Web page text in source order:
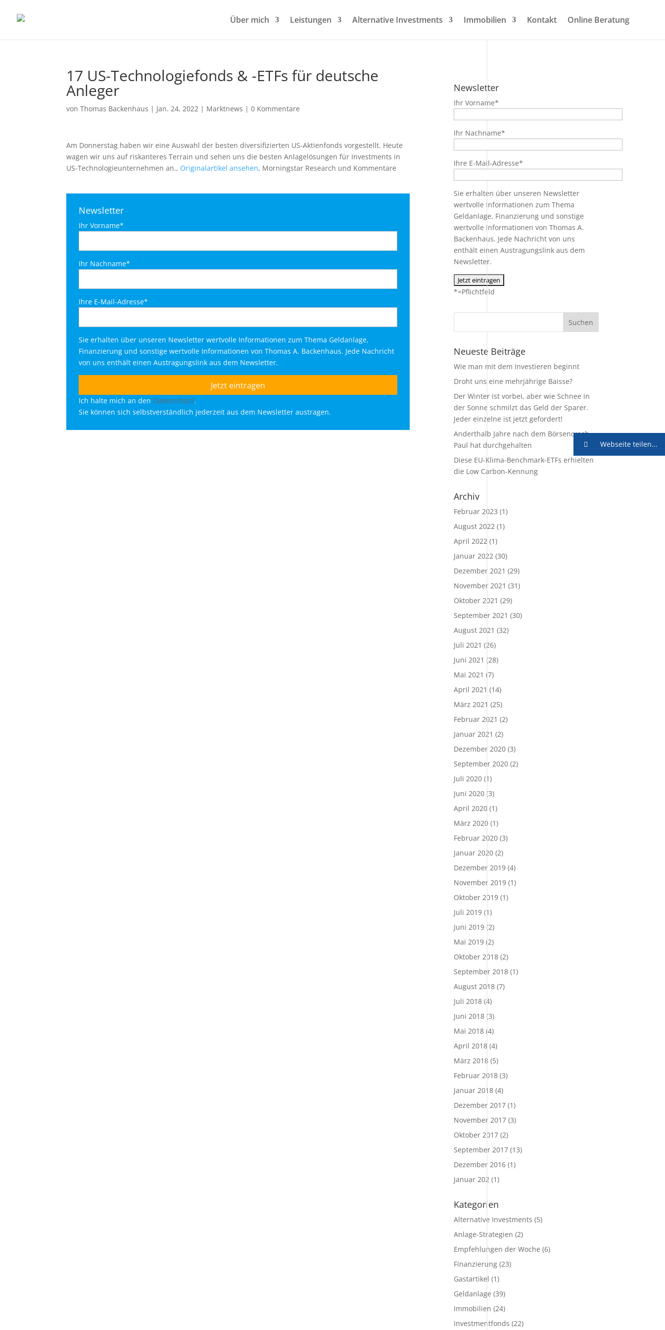
Über mich Leistungen Alternative Investments Immobilien Kontakt Online Beratung
17 US-Technologiefonds & -ETFs für deutsche
Anleger
vonThomas Backenhaus | Jan. 24, 2022 | Marktnews |0 Kommentare
Am Donnerstag haben wir eine Auswahl der besten diversifizierten US-Aktienfonds vorgestellt. Heute
wagen wir uns auf riskanteres Terrain und sehen uns die besten Anlagelösungen für Investments in
US-Technologieunternehmen an., Originalartikel ansehen, Morningstar Research und Kommentare
Newsletter
Ihr Vorname*
Ihr Nachname*
Ihre E-Mail-Adresse*
Sie erhalten über unseren Newsletter wertvolle Informationen zum Thema Geldanlage,
Finanzierung und sonstige wertvolle Informationen von Thomas A. Backenhaus. Jede Nachricht
von uns enthält einen Austragungslink aus dem Newsletter.
Ich halte mich an den Datenschutz.
Sie können sich selbstverständlich jederzeit aus dem Newsletter austragen.
Newsletter
Ihr Vorname*
Ihr Nachname*
Ihre E-Mail-Adresse*
Sie erhalten über unseren Newsletter
wertvolle Informationen zum Thema
Geldanlage, Finanzierung und sonstige
wertvolle Informationen von Thomas A.
Backenhaus. Jede Nachricht von uns
enthält einen Austragungslink aus dem
Newsletter.
*=Pflichtfeld
Neueste Beiträge
Wie man mit dem Investieren beginnt
Droht uns eine mehrjährige Baisse?
Der Winter ist vorbei, aber wie Schnee in
der Sonne schmilzt das Geld der Sparer.
Jeder einzelne ist jetzt gefordert!
Anderthalb Jahre nach dem Börsencrash –
Paul hat durchgehalten
Diese EU-Klima-Benchmark-ETFs erhielten
die Low Carbon-Kennung
Archiv
Februar 2023 (1)
August 2022 (1)
April 2022 (1)
Januar 2022 (30)
Dezember 2021 (29)
November 2021 (31)
Oktober 2021 (29)
September 2021 (30)
August 2021 (32)
Juli 2021 (26)
Juni 2021 (28)
Mai 2021 (7)
April 2021 (14)
März 2021 (25)
Februar 2021 (2)
Januar 2021 (2)
Dezember 2020 (3)
September 2020 (2)
Juli 2020 (1)
Juni 2020 (3)
April 2020 (1)
März 2020 (1)
Februar 2020 (3)
Januar 2020 (2)
Dezember 2019 (4)
November 2019 (1)
Oktober 2019 (1)
Juli 2019 (1)
Juni 2019 (2)
Mai 2019 (2)
Oktober 2018 (2)
September 2018 (1)
August 2018 (7)
Juli 2018 (4)
Juni 2018 (3)
Mai 2018 (4)
April 2018 (4)
März 2018 (5)
Februar 2018 (3)
Januar 2018 (4)
Dezember 2017 (1)
November 2017 (3)
Oktober 2017 (2)
September 2017 (13)
Dezember 2016 (1)
Januar 202 (1)
Kategorien
Alternative Investments (5)
Anlage-Strategien (2)
Empfehlungen der Woche (6)
Finanzierung (23)
Gastartikel (1)
Geldanlage (39)
Immobilien (24)
Investmentfonds (22)
Webseite teilen...